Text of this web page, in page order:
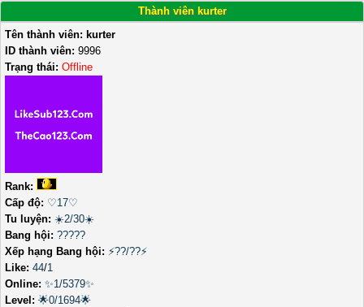
Thành viên kurter
Tên thành viên: kurter
ID thành viên: 9996
Trạng thái: Offline
Rank:
Cấp độ: ♡17♡
Tu luyện: ☀️2/30☀️
Bang hội: ?????
Xếp hạng Bang hội: ⚡??/??⚡
Like: 44/1
Online: ✨1/5379✨
Level: 🌟0/1694🌟